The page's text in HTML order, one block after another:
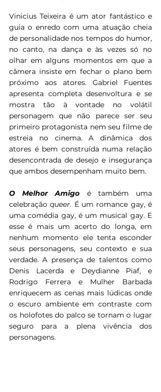
Vinicius Teixeira é um ator fantástico e
guia o enredo com uma atuação cheia
de personalidade nos tempos do humor,
no canto, na dança e às vezes só no
olhar em alguns momentos em que a
câmera insiste em fechar o plano bem
próximo aos atores. Gabriel Fuentes
apresenta completa desenvoltura e se
mostra tão à vontade no volátil
personagem que não parece ser seu
primeiro protagonista nem seu filme de
estreia no cinema. A dinâmica dos
atores é bem construída numa relação
desencontrada de desejo e insegurança
que ambos desempenham muito bem.
O Melhor Amigo é também uma
celebração queer. É um romance gay, é
uma comédia gay, é um musical gay. E
esse é mais um acerto do longa, em
nenhum momento ele tenta esconder
seus personagens, seu contexto e sua
verdade. A presença de talentos como
Denis Lacerda e Deydianne Piaf, e
Rodrigo Ferrera e Mulher Barbada
enriquecem as cenas mais lúdicas onde
o escuro ambiente em contraste com
os holofotes do palco se tornam o lugar
seguro para a plena vivência dos
personagens.